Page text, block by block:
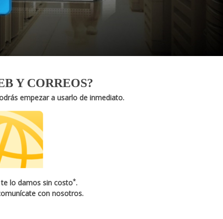
Y CORREOS?
empezar a usarlo de inmediato.
lo damos sin costo*.
con nosotros.